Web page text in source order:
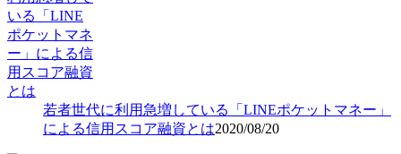
若者世代に利用急増している「LINEポケットマネー」
による信用スコア融資とは2020/08/20